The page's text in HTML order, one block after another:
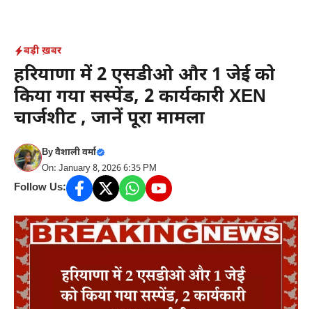
content
बड़ी ख़बर
हरियाणा में 2 एसडीओ और 1 जेई को
किया गया सस्पेंड, 2 कार्यकारी XEN
चार्जशीट , जानें पूरा मामला
Byवैशाली वर्मा
On: January 8, 2026 6:35 PM
Follow Us: